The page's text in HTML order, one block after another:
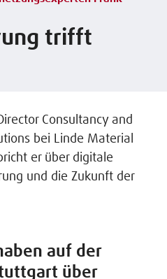
trifft
Consultancy and
bei Linde Material
er über digitale
und die Zukunft der
auf der
über